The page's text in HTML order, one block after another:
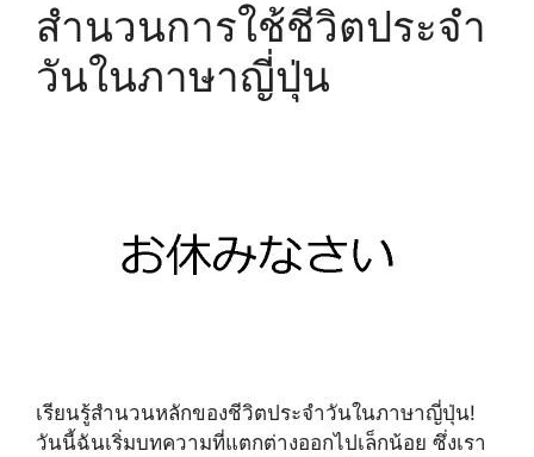
สำนวนการใช้ชีวิตประจำ
วันในภาษาญี่ปุ่น
เรียนรู้สำนวนหลักของชีวิตประจำวันในภาษาญี่ปุ่น!
วันนี้ฉันเริ่มบทความที่แตกต่างออกไปเล็กน้อย ซึ่งเรา